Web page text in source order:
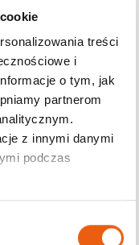
treści
i
o tym, jak
partnerom
z innymi danymi
podczas